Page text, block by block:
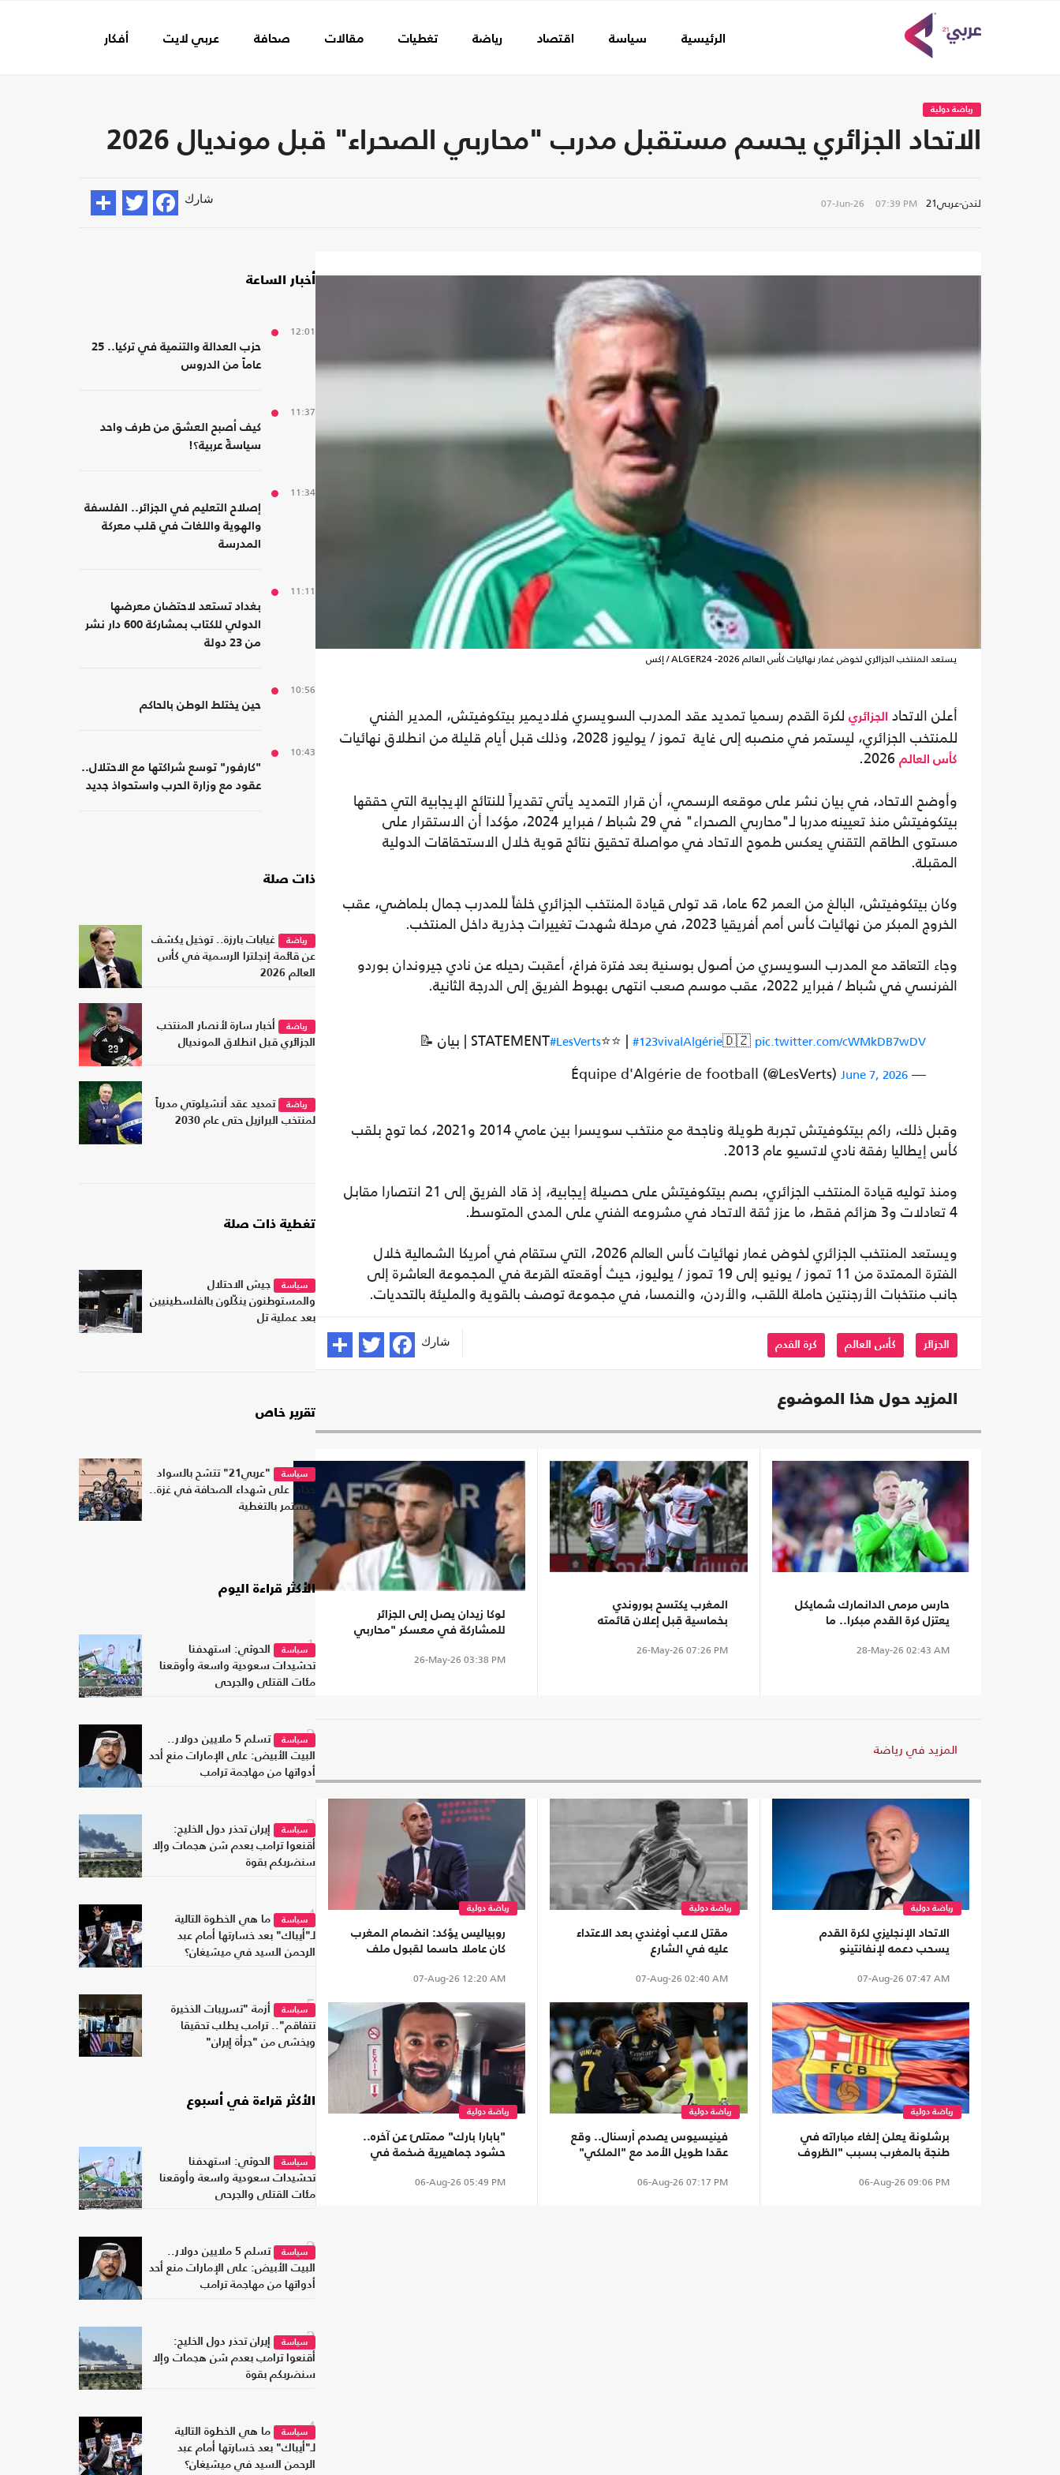
الرئيسية سياسة اقتصاد رياضة تغطيات مقالات صحافة عربي لايت أفكار
رياضة دولية
الاتحاد الجزائري يحسم مستقبل مدرب "محاربي الصحراء" قبل مونديال 2026
لندن-عربي21 07-Jun-26 07:39 PM شارك
يستعد المنتخب الجزائري لخوض غمار نهائيات كأس العالم 2026- ALGER24 / إكس
أعلن الاتحاد الجزائري لكرة القدم رسميا تمديد عقد المدرب السويسري فلاديمير بيتكوفيتش، المدير الفني
للمنتخب الجزائري، ليستمر في منصبه إلى غاية تموز / يوليوز 2028، وذلك قبل أيام قليلة من انطلاق نهائيات
كأس العالم
وأوضح الاتحاد، في بيان نشر على موقعه الرسمي، أن قرار التمديد يأتي تقديراً للنتائج الإيجابية التي حققها
بيتكوفيتش منذ تعيينه مدربا لـ"محاربي الصحراء" في 29 شباط / فبراير 2024، مؤكدا أن الاستقرار على
مستوى الطاقم التقني يعكس طموح الاتحاد في مواصلة تحقيق نتائج قوية خلال الاستحقاقات الدولية
المقبلة.
وكان بيتكوفيتش، البالغ من العمر 62 عاما، قد تولى قيادة المنتخب الجزائري خلفاً للمدرب جمال بلماضي، عقب
الخروج المبكر من نهائيات كأس أمم أفريقيا 2023، في مرحلة شهدت تغييرات جذرية داخل المنتخب.
وجاء التعاقد مع المدرب السويسري من أصول بوسنية بعد فترة فراغ، أعقبت رحيله عن نادي جيروندان بوردو
الفرنسي في شباط / فبراير 2022، عقب موسم صعب انتهى بهبوط الفريق إلى الدرجة الثانية.
📝 بيان | STATEMENT#LesVerts⭐⭐ | #123vivalAlgérie🇩🇿 pic.twitter.com/cWMkDB7wDV
— Équipe d'Algérie de football (@LesVerts)
June 7, 2026
وقبل ذلك، راكم بيتكوفيتش تجربة طويلة وناجحة مع منتخب سويسرا بين عامي 2014 و2021، كما توج بلقب
كأس إيطاليا رفقة نادي لاتسيو عام 2013.
ومنذ توليه قيادة المنتخب الجزائري، بصم بيتكوفيتش على حصيلة إيجابية، إذ قاد الفريق إلى 21 انتصارا مقابل
4 تعادلات و3 هزائم فقط، ما عزز ثقة الاتحاد في مشروعه الفني على المدى المتوسط.
ويستعد المنتخب الجزائري لخوض غمار نهائيات كأس العالم 2026، التي ستقام في أمريكا الشمالية خلال
الفترة الممتدة من 11 تموز / يونيو إلى 19 تموز / يوليوز، حيث أوقعته القرعة في المجموعة العاشرة إلى
جانب منتخبات الأرجنتين حاملة اللقب، والأردن، والنمسا، في مجموعة توصف بالقوية والمليئة بالتحديات.
الجزائر كأس العالم كرة القدم شارك
المزيد حول هذا الموضوع
حارس مرمى الدانمارك شمايكل
يعتزل كرة القدم مبكرا.. ما
28-May-26 02:43 AM
المغرب يكتسح بوروندي
بخماسية قبل إعلان قائمته
26-May-26 07:26 PM
لوكا زيدان يصل إلى الجزائر
للمشاركة في معسكر "محاربي
26-May-26 03:38 PM
المزيد في رياضة
رياضة دولية
الاتحاد الإنجليزي لكرة القدم
يسحب دعمه لإنفانتينو
07-Aug-26 07:47 AM
رياضة دولية
مقتل لاعب أوغندي بعد الاعتداء
عليه في الشارع
07-Aug-26 02:40 AM
رياضة دولية
روبياليس يؤكد: انضمام المغرب
كان عاملا حاسما لقبول ملف
07-Aug-26 12:20 AM
رياضة دولية
برشلونة يعلن إلغاء مباراته في
طنجة بالمغرب بسبب "الظروف
06-Aug-26 09:06 PM
رياضة دولية
فينيسيوس يصدم أرسنال.. وقع
عقدا طويل الأمد مع "الملكي"
06-Aug-26 07:17 PM
رياضة دولية
"بابارا بارك" ممتلئ عن آخره..
حشود جماهيرية ضخمة في
06-Aug-26 05:49 PM
أخبار الساعة
12:01
حزب العدالة والتنمية في تركيا.. 25
عاماً من الدروس
11:37
كيف أصبح العشق من طرف واحد
سياسةً عربية؟!
11:34
إصلاح التعليم في الجزائر.. الفلسفة
والهوية واللغات في قلب معركة
المدرسة
11:11
بغداد تستعد لاحتضان معرضها
الدولي للكتاب بمشاركة 600 دار نشر
من 23 دولة
10:56
حين يختلط الوطن بالحاكم
10:43
"كارفور" توسع شراكتها مع الاحتلال..
عقود مع وزارة الحرب واستحواذ جديد
ذات صلة
رياضة
غيابات بارزة.. توخيل يكشف
عن قائمة إنجلترا الرسمية في كأس
العالم 2026
رياضة
أخبار سارة لأنصار المنتخب
الجزائري قبل انطلاق المونديال
رياضة
تمديد عقد أنشيلوتي مدرباً
لمنتخب البرازيل حتى عام 2030
تغطية ذات صلة
سياسة
جيش الاحتلال
والمستوطنون ينكّلون بالفلسطينيين
بعد عملية تل
تقرير خاص
سياسة
"عربي21" تتشح بالسواد
حدادا على شهداء الصحافة في غزة..
وتستمر بالتغطية
الأكثر قراءة اليوم
1سياسة
الحوثي: استهدفنا
تحشيدات سعودية واسعة وأوقعنا
مئات القتلى والجرحى
2سياسة
تسلم 5 ملايين دولار..
البيت الأبيض: على الإمارات منع أحد
أدواتها من مهاجمة ترامب
3سياسة
إيران تحذر دول الخليج:
أقنعوا ترامب بعدم شن هجمات وإلا
سنضربكم بقوة
4سياسة
ما هي الخطوة التالية
لـ"أيباك" بعد خسارتها أمام عبد
الرحمن السيد في ميشيغان؟
5سياسة
أزمة "تسريبات الذخيرة
تتفاقم".. ترامب يطلب تحقيقا
ويخشى من "جرأة إيران"
الأكثر قراءة في أسبوع
1سياسة
الحوثي: استهدفنا
تحشيدات سعودية واسعة وأوقعنا
مئات القتلى والجرحى
2سياسة
تسلم 5 ملايين دولار..
البيت الأبيض: على الإمارات منع أحد
أدواتها من مهاجمة ترامب
3سياسة
إيران تحذر دول الخليج:
أقنعوا ترامب بعدم شن هجمات وإلا
سنضربكم بقوة
4سياسة
ما هي الخطوة التالية
لـ"أيباك" بعد خسارتها أمام عبد
الرحمن السيد في ميشيغان؟